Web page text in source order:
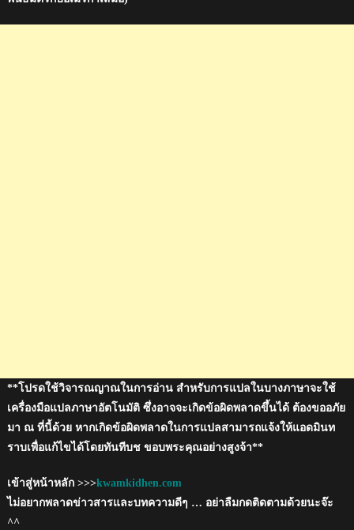
**โปรดใช้วิจารณญาณในการอ่าน สำหรับการแปลในบางภาษาจะใช้
เครื่องมือแปลภาษาอัตโนมัติ ซึ่งอาจจะเกิดข้อผิดพลาดขึ้นได้ ต้องขออภัย
มา ณ ที่นี้ด้วย หากเกิดข้อผิดพลาดในการแปลสามารถแจ้งให้แอดมินท
ราบเพื่อแก้ไขได้โดยทันทีบช ขอบพระคุณอย่างสูงจ้า**
เข้าสู่หน้าหลัก >>>kwamkidhen.com
ไม่อยากพลาดข่าวสารและบทความดีๆ … อย่าลืมกดติดตามด้วยนะจ๊ะ
^^